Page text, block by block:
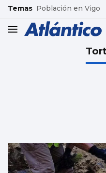
common.go-to-content
Temas Población en Vigo
header.menu.open